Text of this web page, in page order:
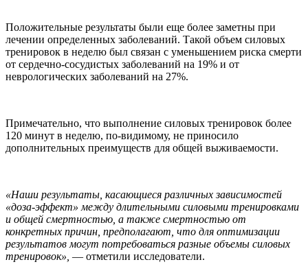
Положительные результаты были еще более заметны при
лечении определенных заболеваний. Такой объем силовых
тренировок в неделю был связан с уменьшением риска смерти
от сердечно-сосудистых заболеваний на 19% и от
неврологических заболеваний на 27%.
Примечательно, что выполнение силовых тренировок более
120 минут в неделю, по-видимому, не приносило
дополнительных преимуществ для общей выживаемости.
«Наши результаты, касающиеся различных зависимостей
«доза-эффект» между длительными силовыми тренировками
и общей смертностью, а также смертностью от
конкретных причин, предполагают, что для оптимизации
результатов могут потребоваться разные объемы силовых
тренировок», — отметили исследователи.